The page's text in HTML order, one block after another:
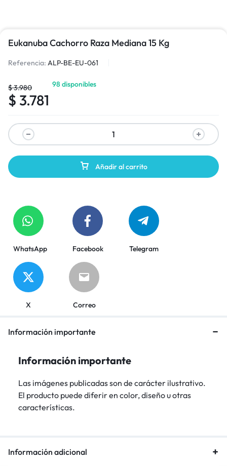
Eukanuba Cachorro Raza Mediana 15 Kg
Referencia: ALP-BE-EU-061
$3.980
$ 3.781
98 disponibles
Añadir al carrito
WhatsApp Facebook Telegram
X Correo
Información importante
Información importante
Las imágenes publicadas son de carácter ilustrativo.
El producto puede diferir en color, diseño u otras
características.
Información adicional